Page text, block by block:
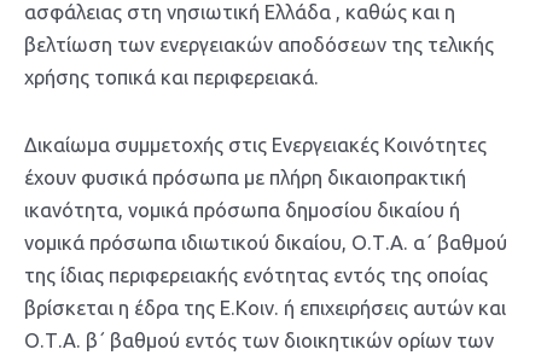
ασφάλειας στη νησιωτική Ελλάδα , καθώς και η
βελτίωση των ενεργειακών αποδόσεων της τελικής
χρήσης τοπικά και περιφερειακά.
Δικαίωμα συμμετοχής στις Ενεργειακές Κοινότητες
έχουν φυσικά πρόσωπα με πλήρη δικαιοπρακτική
ικανότητα, νομικά πρόσωπα δημοσίου δικαίου ή
νομικά πρόσωπα ιδιωτικού δικαίου, Ο.Τ.Α. α΄ βαθμού
της ίδιας περιφερειακής ενότητας εντός της οποίας
βρίσκεται η έδρα της Ε.Κοιν. ή επιχειρήσεις αυτών και
Ο.Τ.Α. β΄ βαθμού εντός των διοικητικών ορίων των